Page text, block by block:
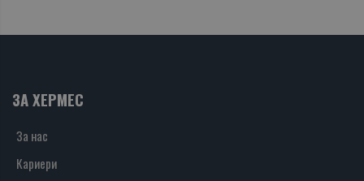
ЗА ХЕРМЕС
За нас
Кариери